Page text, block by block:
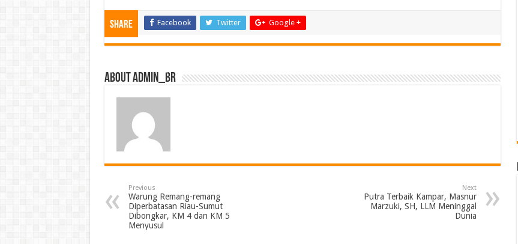
Share Facebook Twitter Google +
About admin_br
Previous
Warung Remang-remang
Diperbatasan Riau-Sumut
Dibongkar, KM 4 dan KM 5
Menyusul
Next
Putra Terbaik Kampar, Masnur
Marzuki, SH, LLM Meninggal
Dunia